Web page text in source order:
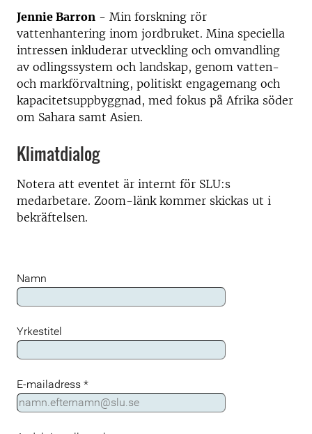
Jennie Barron - Min forskning rör
vattenhantering inom jordbruket. Mina speciella
intressen inkluderar utveckling och omvandling
av odlingssystem och landskap, genom vatten-
och markförvaltning, politiskt engagemang och
kapacitetsuppbyggnad, med fokus på Afrika söder
om Sahara samt Asien.
Klimatdialog
Notera att eventet är internt för SLU:s
medarbetare. Zoom-länk kommer skickas ut i
bekräftelsen.
Namn
Yrkestitel
E-mailadress *